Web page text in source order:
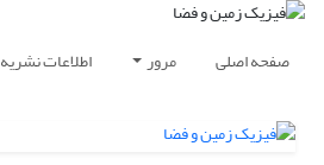
صفحه اصلی مرور اطلاعات نشریه